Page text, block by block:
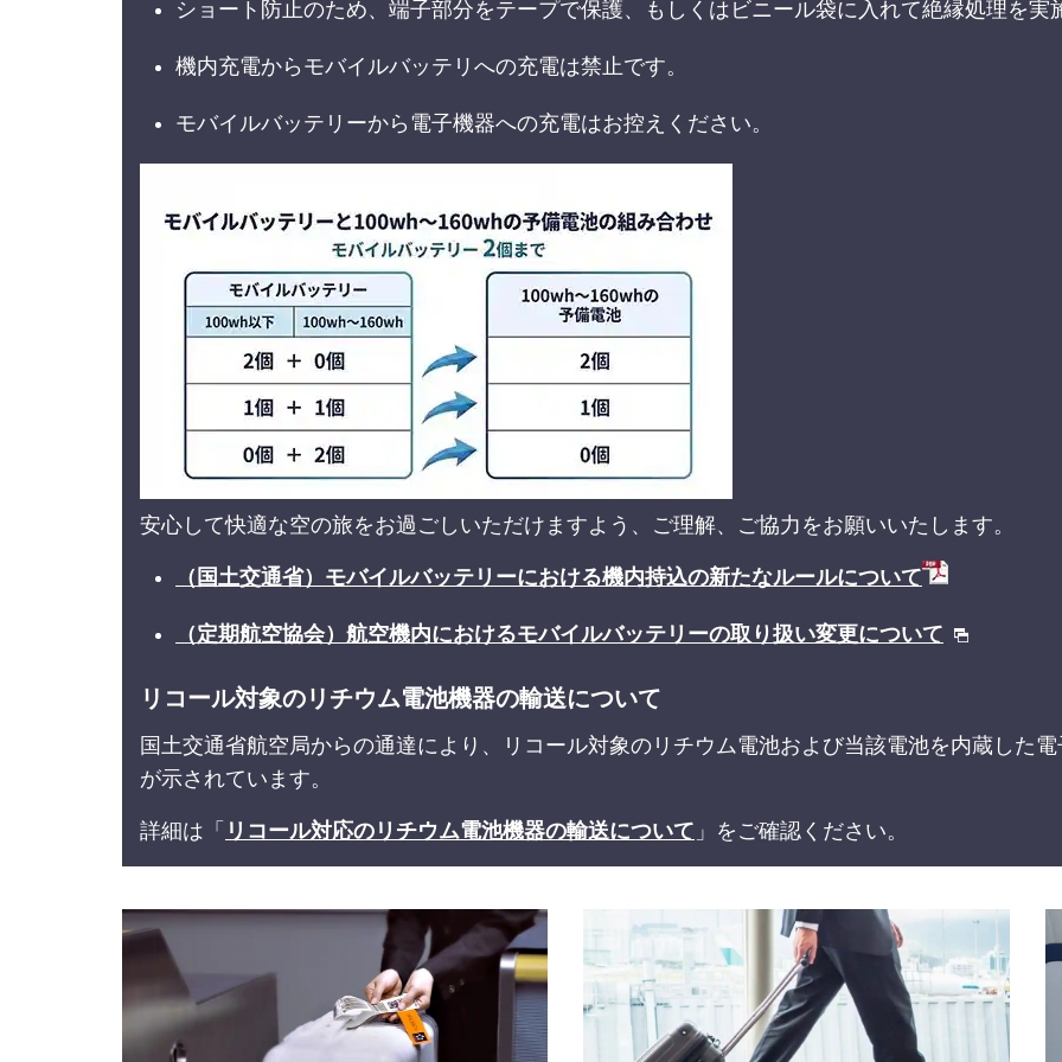
ショート防止のため、端子部分をテープで保護、もしくはビニール袋に入れて絶縁処理を実
機内充電からモバイルバッテリへの充電は禁止です。
モバイルバッテリーから電子機器への充電はお控えください。
安心して快適な空の旅をお過ごしいただけますよう、ご理解、ご協力をお願いいたします。
（国土交通省）モバイルバッテリーにおける機内持込の新たなルールについて
（定期航空協会）航空機内におけるモバイルバッテリーの取り扱い変更について
リコール対象のリチウム電池機器の輸送について
国土交通省航空局からの通達により、リコール対象のリチウム電池および当該電池を内蔵した
が示されています。
詳細は「 リコール対応のリチウム電池機器の輸送について 」をご確認ください。